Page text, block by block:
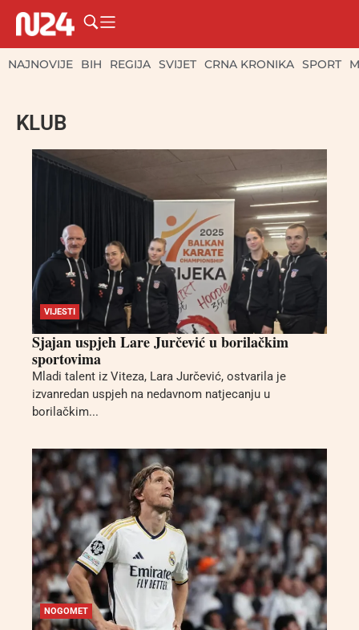
NAJNOVIJE BIH REGIJA SVIJET CRNA KRONIKA SPORT
KLUB
VIJESTI
Sjajan uspjeh Lare Jurčević u borilačkim
sportovima
Mladi talent iz Viteza, Lara Jurčević, ostvarila je
izvanredan uspjeh na nedavnom natjecanju u
borilačkim...
NOGOMET